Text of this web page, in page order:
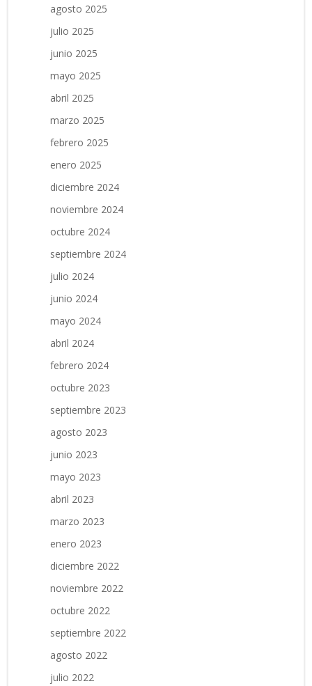
agosto 2025
julio 2025
junio 2025
mayo 2025
abril 2025
marzo 2025
febrero 2025
enero 2025
diciembre 2024
noviembre 2024
octubre 2024
septiembre 2024
julio 2024
junio 2024
mayo 2024
abril 2024
febrero 2024
octubre 2023
septiembre 2023
agosto 2023
junio 2023
mayo 2023
abril 2023
marzo 2023
enero 2023
diciembre 2022
noviembre 2022
octubre 2022
septiembre 2022
agosto 2022
julio 2022